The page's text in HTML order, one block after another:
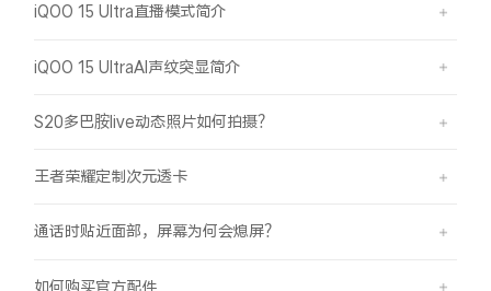
iQOO 15 Ultra直播模式简介
iQOO 15 UltraAI声纹突显简介
S20多巴胺live动态照片如何拍摄？
王者荣耀定制次元透卡
通话时贴近面部，屏幕为何会熄屏？
如何购买官方配件